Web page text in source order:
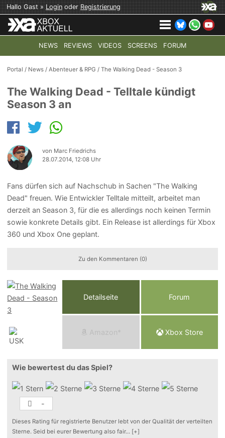
Hallo Gast »LoginoderRegistrierung
NEWS REVIEWS VIDEOS SCREENS FORUM
TOP-THEMEN: COD: MODERN WARFARE 4 HALO:
Portal / News /Abenteuer & RPG /The Walking Dead - Season 3
The Walking Dead - Telltale kündigt
Season 3 an
von Marc Friedrichs
28.07.2014, 12:08 Uhr
Fans dürfen sich auf Nachschub in Sachen "The Walking
Dead" freuen. Wie Entwickler Telltale mitteilt, arbeitet man
derzeit an Season 3, für die es allerdings noch keinen Termin
sowie konkrete Details gibt. Ein Release ist allerdings für Xbox
360 und Xbox One geplant.
Zu den Kommentaren (0)
Detailseite Forum
Ama o n* Xbox Store
Wie bewertest du das Spiel?
-
Dieses Rating für registrierte Benutzer lebt von der Qualität der verteilten
Sterne. Seid bei eurer Bewertung also fair... [+]